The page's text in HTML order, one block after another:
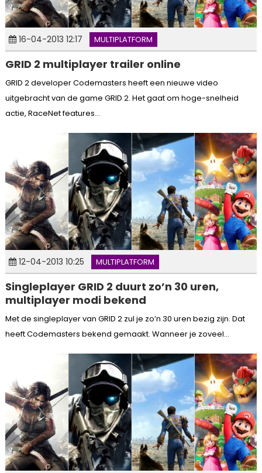
16-04-2013 12:17 MULTIPLATFORM
GRID 2 multiplayer trailer online
GRID 2 developer Codemasters heeft een nieuwe video
uitgebracht van de game GRID 2. Het gaat om hoge-snelheid
actie, RaceNet features...
12-04-2013 10:25 MULTIPLATFORM
Singleplayer GRID 2 duurt zo’n 30 uren,
multiplayer modi bekend
Met de singleplayer van GRID 2 zul je zo’n 30 uren bezig zijn. Dat
heeft Codemasters bekend gemaakt. Wanneer je zoveel...